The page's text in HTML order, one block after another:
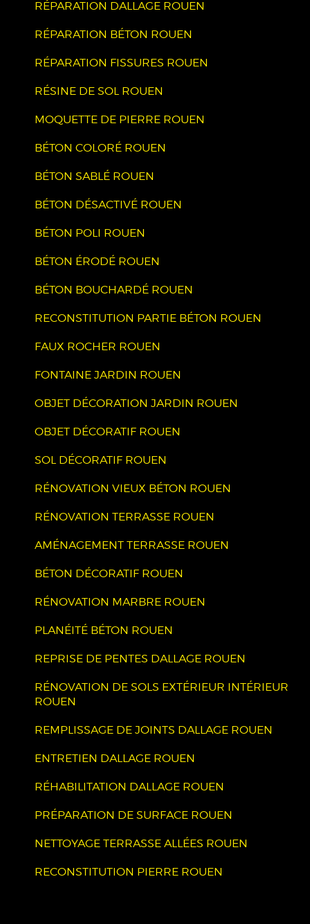
RÉPARATION DALLAGE ROUEN
RÉPARATION BÉTON ROUEN
RÉPARATION FISSURES ROUEN
RÉSINE DE SOL ROUEN
MOQUETTE DE PIERRE ROUEN
BÉTON COLORÉ ROUEN
BÉTON SABLÉ ROUEN
BÉTON DÉSACTIVÉ ROUEN
BÉTON POLI ROUEN
BÉTON ÉRODÉ ROUEN
BÉTON BOUCHARDÉ ROUEN
RECONSTITUTION PARTIE BÉTON ROUEN
FAUX ROCHER ROUEN
FONTAINE JARDIN ROUEN
OBJET DÉCORATION JARDIN ROUEN
OBJET DÉCORATIF ROUEN
SOL DÉCORATIF ROUEN
RÉNOVATION VIEUX BÉTON ROUEN
RÉNOVATION TERRASSE ROUEN
AMÉNAGEMENT TERRASSE ROUEN
BÉTON DÉCORATIF ROUEN
RÉNOVATION MARBRE ROUEN
PLANÉITÉ BÉTON ROUEN
REPRISE DE PENTES DALLAGE ROUEN
RÉNOVATION DE SOLS EXTÉRIEUR INTÉRIEUR
ROUEN
REMPLISSAGE DE JOINTS DALLAGE ROUEN
ENTRETIEN DALLAGE ROUEN
RÉHABILITATION DALLAGE ROUEN
PRÉPARATION DE SURFACE ROUEN
NETTOYAGE TERRASSE ALLÉES ROUEN
RECONSTITUTION PIERRE ROUEN